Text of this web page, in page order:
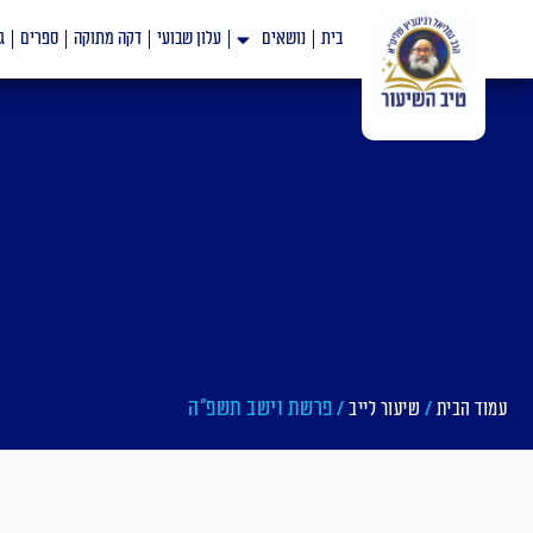
בית נושאים עלון שבועי דקה מתוקה ספרים
עמוד הבית / שיעור לייב / פרשת וישב תשפ"ה